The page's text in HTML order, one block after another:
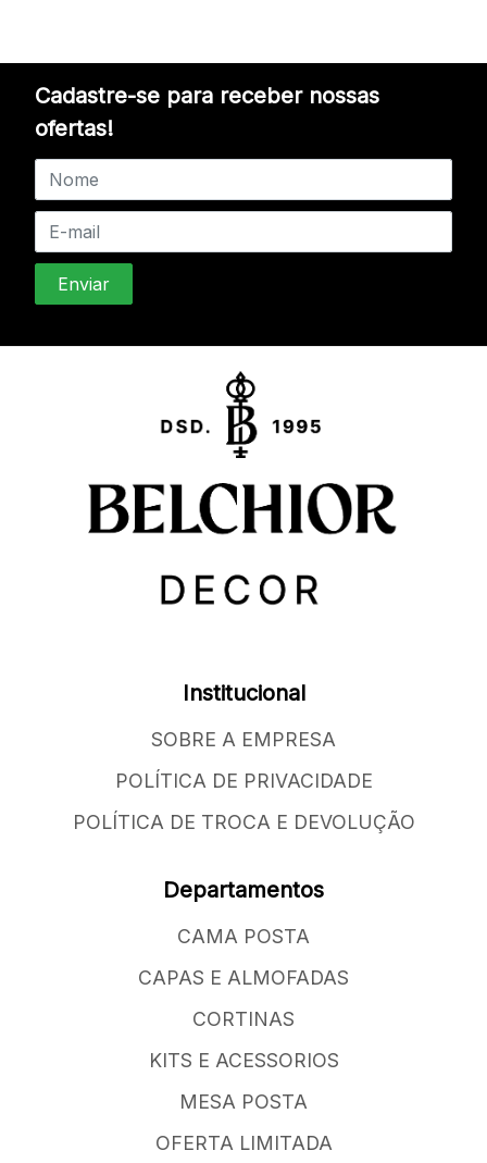
Cadastre-se para receber nossas
ofertas!
Institucional
SOBRE A EMPRESA
POLÍTICA DE PRIVACIDADE
POLÍTICA DE TROCA E DEVOLUÇÃO
Departamentos
CAMA POSTA
CAPAS E ALMOFADAS
CORTINAS
KITS E ACESSORIOS
MESA POSTA
OFERTA LIMITADA